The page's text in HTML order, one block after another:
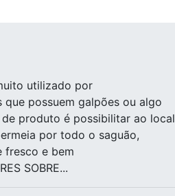
utilizado por
possuem galpões ou algo
produto é possibilitar ao local
por todo o saguão,
fresco e bem
SOBRE...